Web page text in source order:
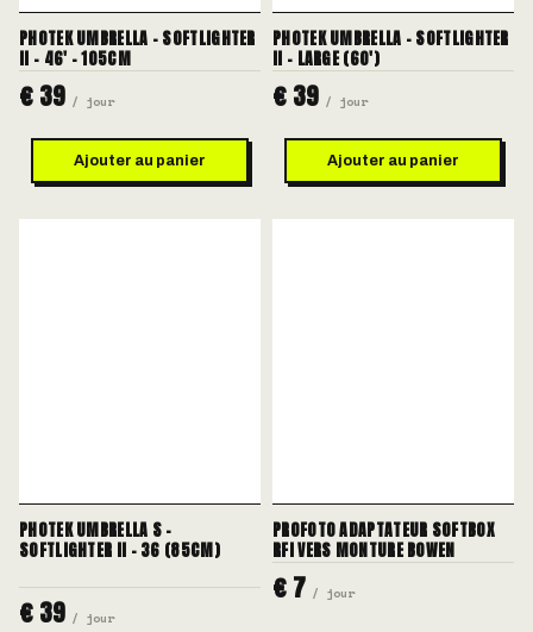
PHOTEK UMBRELLA - SOFTLIGHTER
II - 46' - 105CM
€ 39 / jour
Ajouter au panier
PHOTEK UMBRELLA - SOFTLIGHTER
II - LARGE (60')
€ 39 / jour
Ajouter au panier
PHOTEK UMBRELLA S -
SOFTLIGHTER II - 36 (85CM)
€ 39 / jour
PROFOTO ADAPTATEUR SOFTBOX
RFI VERS MONTURE BOWEN
€ 7 / jour